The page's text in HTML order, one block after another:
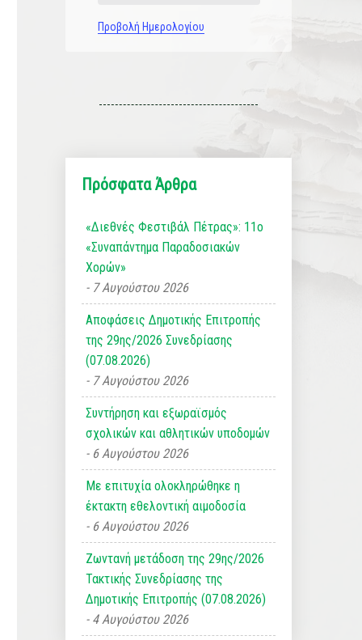
Προβολή Ημερολογίου
Πρόσφατα Άρθρα
«Διεθνές Φεστιβάλ Πέτρας»: 11ο
«Συναπάντημα Παραδοσιακών
Χορών»
7 Αυγούστου 2026
Αποφάσεις Δημοτικής Επιτροπής
της 29ης/2026 Συνεδρίασης
(07.08.2026)
7 Αυγούστου 2026
Συντήρηση και εξωραϊσμός
σχολικών και αθλητικών υποδομών
6 Αυγούστου 2026
Με επιτυχία ολοκληρώθηκε η
έκτακτη εθελοντική αιμοδοσία
6 Αυγούστου 2026
Ζωντανή μετάδοση της 29ης/2026
Τακτικής Συνεδρίασης της
Δημοτικής Επιτροπής (07.08.2026)
4 Αυγούστου 2026